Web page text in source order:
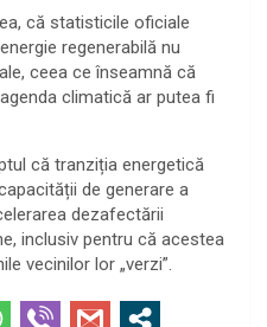
că statisticile oficiale
regenerabilă nu
ceea ce înseamnă că
climatică ar putea fi
că tranziția energetică
de generare a
dezafectării
inclusiv pentru că acestea
vecinilor lor „verzi”.